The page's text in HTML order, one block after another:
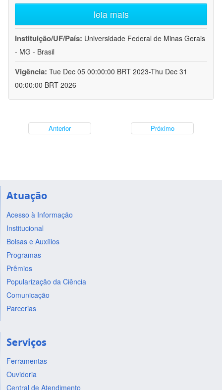
leia mais
Instituição/UF/País: Universidade Federal de Minas Gerais
- MG - Brasil
Vigência: Tue Dec 05 00:00:00 BRT 2023-Thu Dec 31
00:00:00 BRT 2026
Anterior Próximo
Atuação
Acesso à Informação
Institucional
Bolsas e Auxílios
Programas
Prêmios
Popularização da Ciência
Comunicação
Parcerias
Serviços
Ferramentas
Ouvidoria
Central de Atendimento